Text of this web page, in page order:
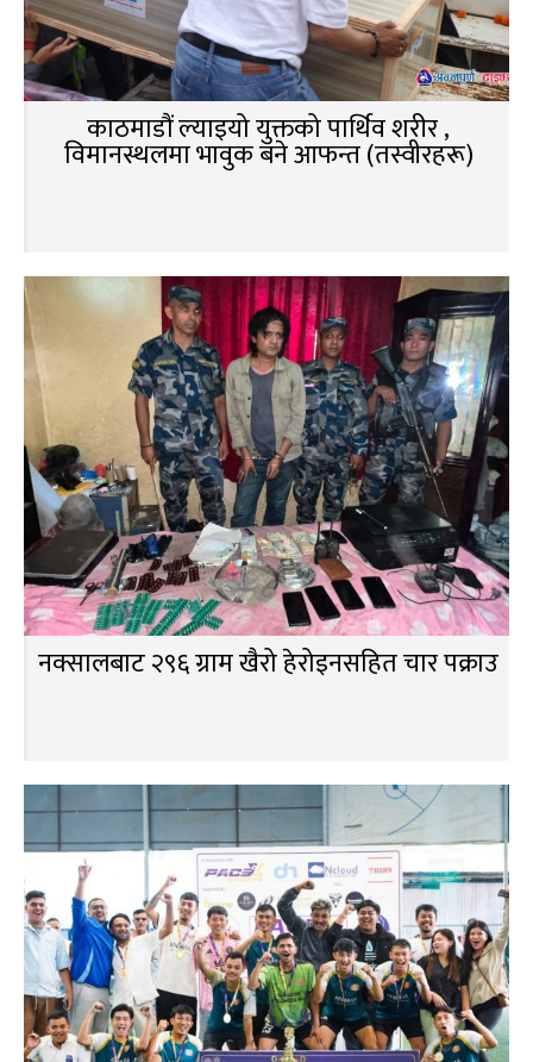
काठमाडौं ल्याइयो युक्तको पार्थिव शरीर ,
विमानस्थलमा भावुक बने आफन्त (तस्वीरहरू)
नक्सालबाट २९६ ग्राम खैरो हेरोइनसहित चार पक्राउ